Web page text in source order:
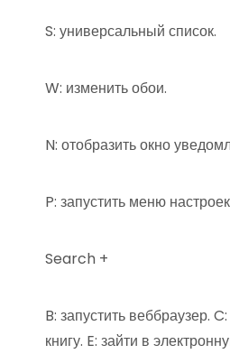
S: универсальный список.
W: изменить обои.
N: отобразить окно
P: запустить меню
Search +
B: запустить веббраузер.
книгу. E: зайти в